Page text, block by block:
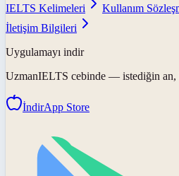
IELTS Kelimeleri
Kullanım
İletişim Bilgileri
Uygulamayı indir
UzmanIELTS cebinde — istediğin an,
İndirApp Store